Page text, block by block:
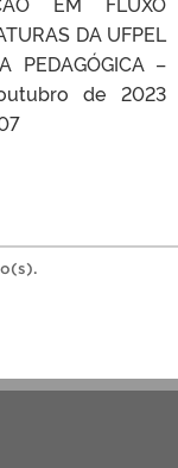
DA UFPEL
PEDAGÓGICA –
de 2023